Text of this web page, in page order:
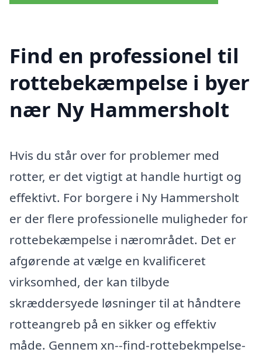
Find en professionel til
rottebekæmpelse i byer
nær Ny Hammersholt
Hvis du står over for problemer med
rotter, er det vigtigt at handle hurtigt og
effektivt. For borgere i Ny Hammersholt
er der flere professionelle muligheder for
rottebekæmpelse i nærområdet. Det er
afgørende at vælge en kvalificeret
virksomhed, der kan tilbyde
skræddersyede løsninger til at håndtere
rotteangreb på en sikker og effektiv
måde. Gennem xn--find-rottebekmpelse-